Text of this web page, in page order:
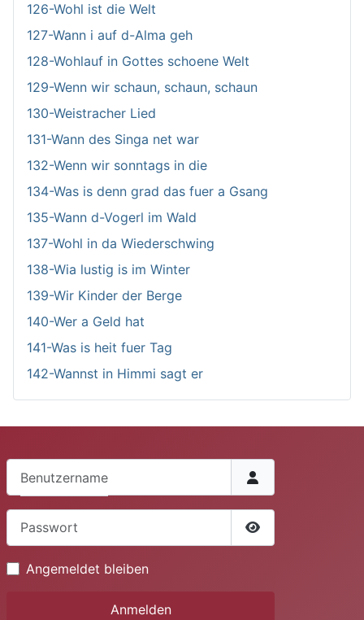
126-Wohl ist die Welt
127-Wann i auf d-Alma geh
128-Wohlauf in Gottes schoene Welt
129-Wenn wir schaun, schaun, schaun
130-Weistracher Lied
131-Wann des Singa net war
132-Wenn wir sonntags in die
134-Was is denn grad das fuer a Gsang
135-Wann d-Vogerl im Wald
137-Wohl in da Wiederschwing
138-Wia lustig is im Winter
139-Wir Kinder der Berge
140-Wer a Geld hat
141-Was is heit fuer Tag
142-Wannst in Himmi sagt er
Passwort
Passwort
Angemeldet bleiben
Anmelden